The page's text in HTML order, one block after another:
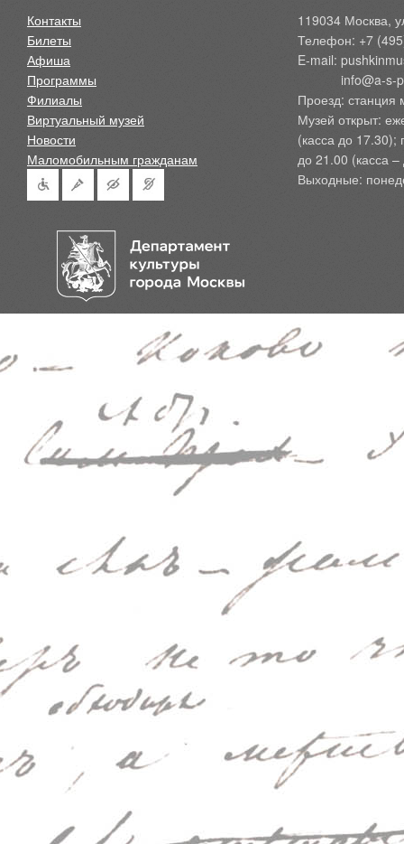
Контакты
Билеты
Афиша
Программы
Филиалы
Виртуальный музей
Новости
Маломобильным гражданам
119034 Москва,
Телефон: +7
E-mail:
Проезд: станция
Музей открыт:
(касса до 17.30);
до 21.00 (касса
Выходные: